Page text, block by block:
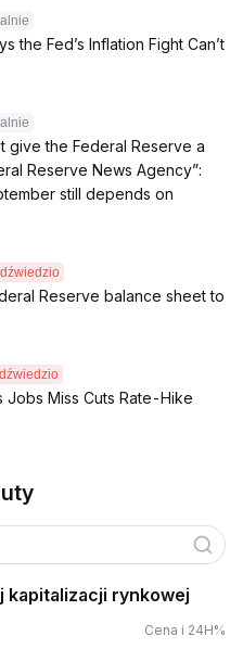
the Fed’s Inflation Fight Can’t
give the Federal Reserve a
Reserve News Agency”:
still depends on
Reserve balance sheet to
Jobs Miss Cuts Rate-Hike
kapitalizacji rynkowej
Cena i 24H%